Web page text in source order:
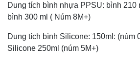
Dung tích bình nhựa PPSU: bình 210
bình 300 ml ( Núm 8M+)
Dung tích bình Silicone: 150ml: (núm
Silicone 250ml (núm 5M+)